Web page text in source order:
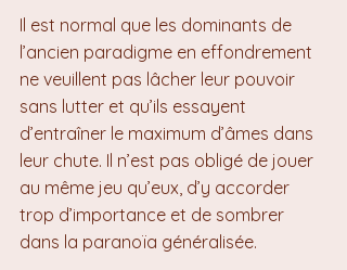
Il est normal que les dominants de
l’ancien paradigme en effondrement
ne veuillent pas lâcher leur pouvoir
sans lutter et qu’ils essayent
d’entraîner le maximum d’âmes dans
leur chute. Il n’est pas obligé de jouer
au même jeu qu’eux, d’y accorder
trop d’importance et de sombrer
dans la paranoïa généralisée.